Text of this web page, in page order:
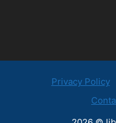
Privacy Policy